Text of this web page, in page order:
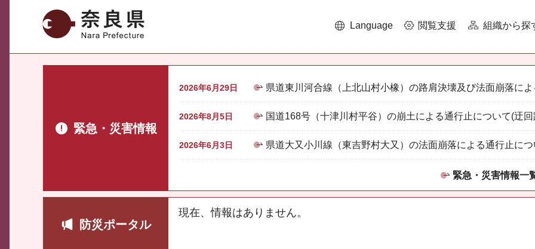
奈良県 Language 閲覧支援 組織から探
緊急・災害情報
2026年6月29日 県道東川河合線（上北山村小橡）の路肩決壊及び法面崩落に
2026年8月5日 国道168号（十津川村平谷）の崩土による通行止について(迂
2026年6月3日 県道大又小川線（東吉野村大又）の法面崩落による通行止につ
緊急・災害情報一
防災ポータル
現在、情報はありません。